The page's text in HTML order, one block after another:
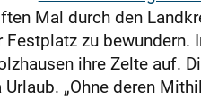
Mal durch den
Festplatz zu
ihre Zelte auf.
Urlaub. „Ohne deren